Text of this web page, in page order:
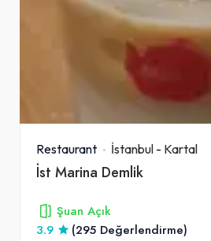
Restaurant İstanbul - Kartal
İst Marina Demlik
Şuan Açık
3.9
(295 Değerlendirme)